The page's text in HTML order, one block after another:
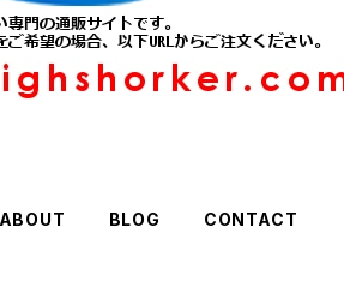
ABOUT BLOG CONTACT